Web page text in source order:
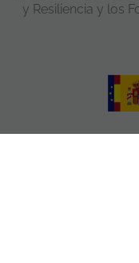
y Resiliencia y los